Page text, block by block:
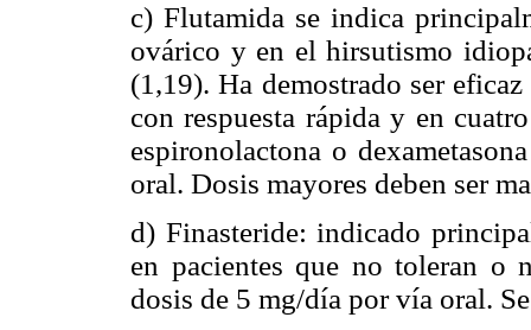
c) Flutamida se indica
ovárico y en el hirsutismo
(1,19). Ha demostrado ser
con respuesta rápida y en
espironolactona o
oral. Dosis mayores deben ser
d) Finasteride: indicado
en pacientes que no toleran o
dosis de 5 mg/día por vía oral.